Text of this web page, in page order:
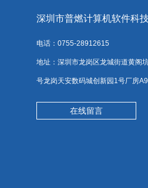
深圳市普燃计算机软件科
电话：0755-28912615
地址：深圳市龙岗区龙城街道黄阁
号龙岗天安数码城创新园1号厂房
在线留言